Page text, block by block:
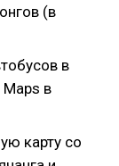
(в
в
в
карту со